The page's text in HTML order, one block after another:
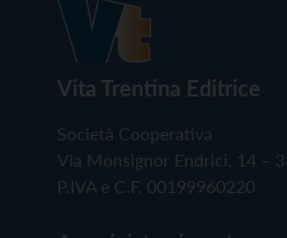
Vita Trentina Editrice
Società Cooperativa
Via Monsignor Endrici, 14 –
P.IVA e C.F. 00199960220